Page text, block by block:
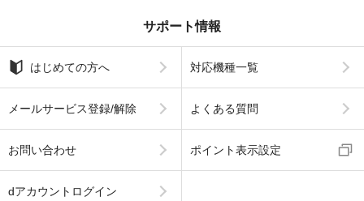
サポート情報
はじめての方へ 対応機種一覧
メールサービス登録/解除 よくある質問
お問い合わせ ポイント表示設定
dアカウントログイン